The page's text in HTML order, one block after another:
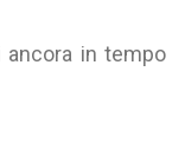
ancora in tempo